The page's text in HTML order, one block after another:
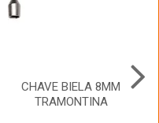
CHAVE BIELA 8MM
TRAMONTINA